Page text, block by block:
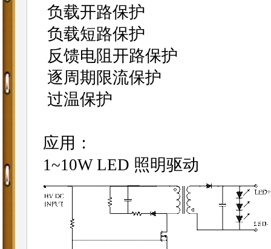
负载开路保护
负载短路保护
反馈电阻开路保护
逐周期限流保护
过温保护
应用：
1~10W LED 照明驱动